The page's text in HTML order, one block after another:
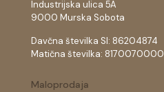
Industrijska ulica 5A
9000 Murska Sobota
Davčna številka SI: 86204874
Matična številka: 8170070000
Maloprodaja